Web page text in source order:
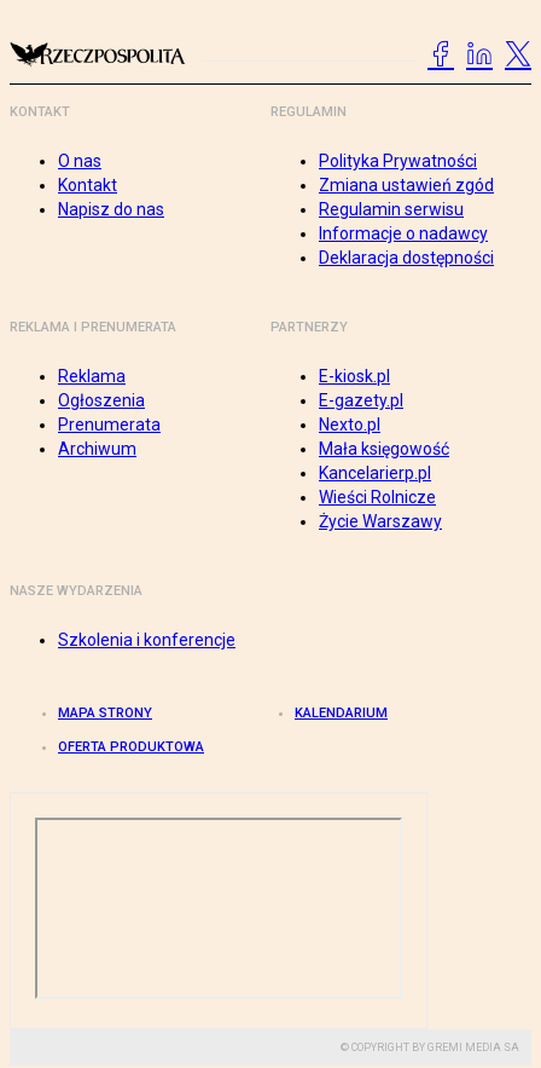
KONTAKT
O nas
Kontakt
Napisz do nas
REGULAMIN
Polityka Prywatności
Zmiana ustawień zgód
Regulamin serwisu
Informacje o nadawcy
Deklaracja dostępności
REKLAMA I PRENUMERATA
Reklama
Ogłoszenia
Prenumerata
Archiwum
PARTNERZY
E-kiosk.pl
E-gazety.pl
Nexto.pl
Mała księgowość
Kancelarierp.pl
Wieści Rolnicze
Życie Warszawy
NASZE WYDARZENIA
Szkolenia i konferencje
MAPA STRONY KALENDARIUM
OFERTA PRODUKTOWA
© COPYRIGHT BY GREMI MEDIA SA